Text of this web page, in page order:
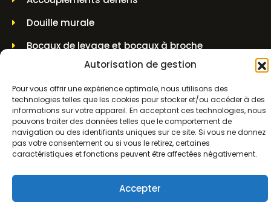
Autorisation de gestion
Pour vous offrir une expérience optimale, nous utilisons des
technologies telles que les cookies pour stocker et/ou accéder à des
informations sur votre appareil. En acceptant ces technologies, nous
pouvons traiter des données telles que le comportement de
navigation ou des identifiants uniques sur ce site. Si vous ne donnez
pas votre consentement ou si vous le retirez, certaines
caractéristiques et fonctions peuvent être affectées négativement.
Accepter
Douille murale
Bocaux de levage et bocaux à broche
Molenwerf 5 1911 DB Uitgeest
info@bezo.nl